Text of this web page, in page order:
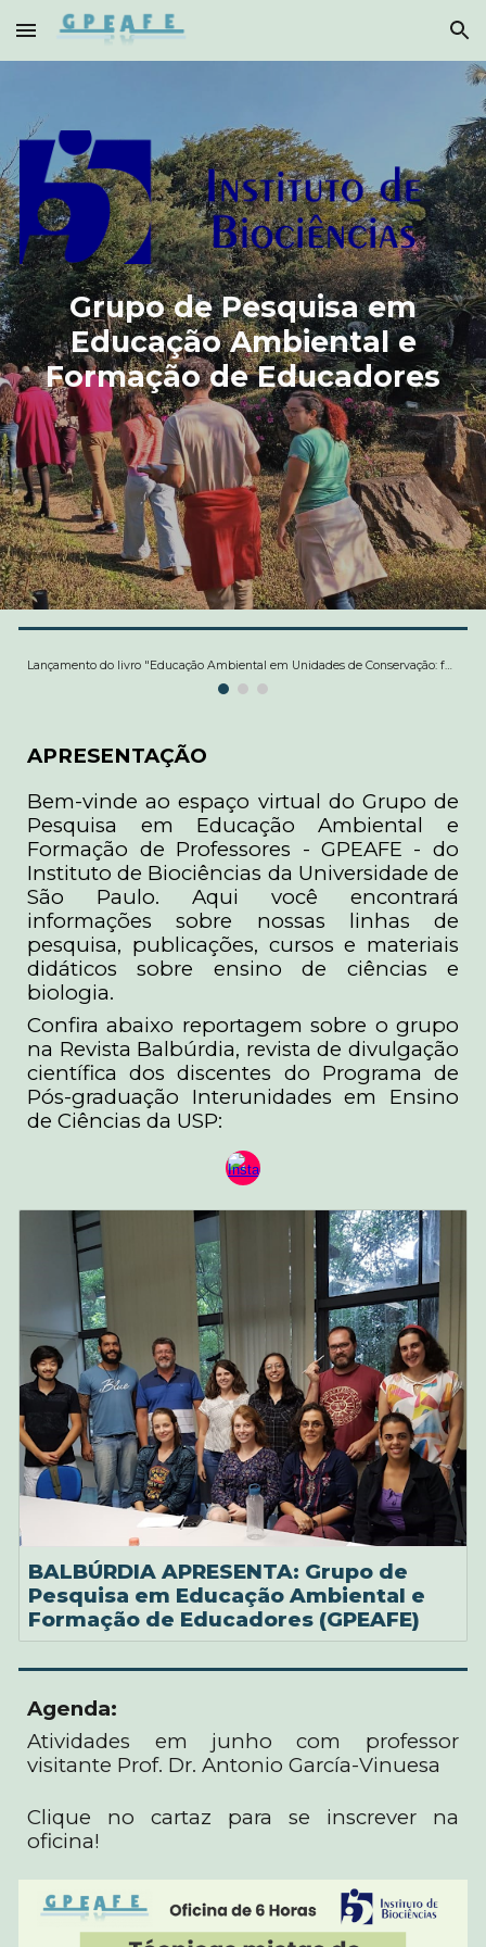
Skip to main content Skip to navigation
Grupo de Pesquisa em
Educação Ambiental e
Formação de Educadores
Lançamento do livro "Educação Ambiental em Unidades de Conservação: fundamentos e práticas"
APRESENTAÇÃO
Bem-vinde ao espaço virtual do Grupo de
Pesquisa em Educação Ambiental e
Formação de Professores - GPEAFE - do
Instituto de Biociências da Universidade de
São Paulo. Aqui você encontrará
informações sobre nossas linhas de
pesquisa, publicações, cursos e materiais
didáticos sobre ensino de ciências e
biologia.
Confira abaixo reportagem sobre o grupo
na Revista Balbúrdia, revista de divulgação
científica dos discentes do Programa de
Pós-graduação Interunidades em Ensino
de Ciências da USP:
BALBÚRDIA APRESENTA: Grupo de
Pesquisa em Educação Ambiental e
Formação de Educadores (GPEAFE)
Agenda:
Atividades em junho com professor
visitante Prof. Dr. Antonio García-Vinuesa
Clique no cartaz para se inscrever na
oficina!